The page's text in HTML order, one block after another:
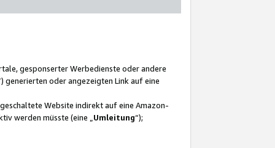
gesponserter Werbedienste oder andere
generierten oder angezeigten Link auf eine
Website indirekt auf eine Amazon-
werden müsste (eine „ Umleitung“);